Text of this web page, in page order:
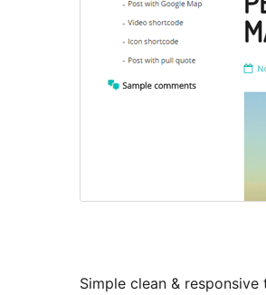
Simple clean &